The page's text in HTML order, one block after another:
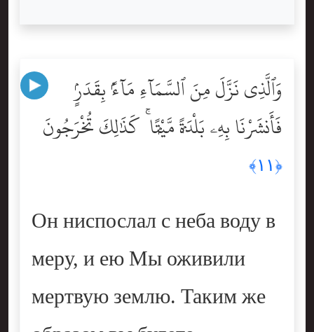
وَٱلَّذِى نَزَّلَ مِنَ ٱلسَّمَآءِ مَآءًۢ بِقَدَرٍۢ
فَأَنشَرْنَا بِهِۦ بَلْدَةًۭ مَّيْتًۭا ۚ كَذَٰلِكَ تُخْرَجُونَ
﴿١١﴾
Он ниспослал с неба воду в
меру, и ею Мы оживили
мертвую землю. Таким же